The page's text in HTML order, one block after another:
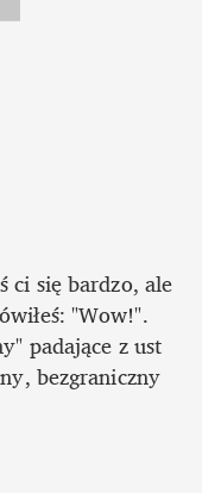
ci się bardzo, ale
"Wow!".
padające z ust
bezgraniczny